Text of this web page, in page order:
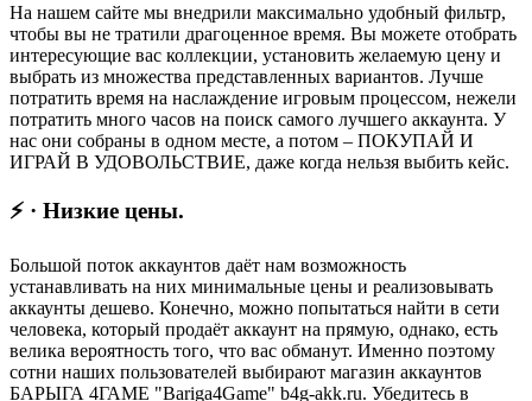
На нашем сайте мы внедрили максимально удобный фильтр,
чтобы вы не тратили драгоценное время. Вы можете отобрать
интересующие вас коллекции, установить желаемую цену и
выбрать из множества представленных вариантов. Лучше
потратить время на наслаждение игровым процессом, нежели
потратить много часов на поиск самого лучшего аккаунта. У
нас они собраны в одном месте, а потом – ПОКУПАЙ И
ИГРАЙ В УДОВОЛЬСТВИЕ, даже когда нельзя выбить кейс.
⚡ · Низкие цены.
Большой поток аккаунтов даёт нам возможность
устанавливать на них минимальные цены и реализовывать
аккаунты дешево. Конечно, можно попытаться найти в сети
человека, который продаёт аккаунт на прямую, однако, есть
велика вероятность того, что вас обманут. Именно поэтому
сотни наших пользователей выбирают магазин аккаунтов
БАРЫГА 4ГАМЕ "Bariga4Game" b4g-akk.ru. Убедитесь в